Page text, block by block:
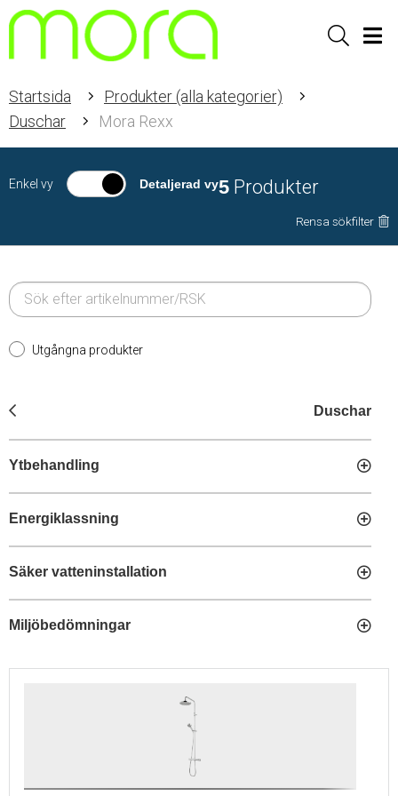
Sök
Startsida
Produkter (alla kategorier)
Duschar
Mora Rexx
Enkel vy Detaljerad vy5 Produkter
Rensa sökfilter
Utgångna produkter
Duschar
Ytbehandling
Energiklassning
Säker vatteninstallation
Miljöbedömningar